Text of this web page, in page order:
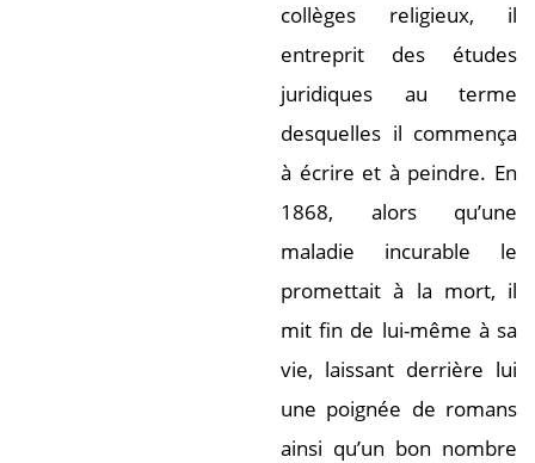
collèges religieux, il
entreprit des études
juridiques au terme
desquelles il commença
à écrire et à peindre. En
1868, alors qu’une
maladie incurable le
promettait à la mort, il
mit fin de lui-même à sa
vie, laissant derrière lui
une poignée de romans
ainsi qu’un bon nombre